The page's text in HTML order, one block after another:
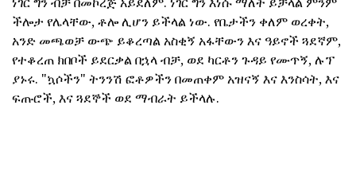
ችሎታ የሌላቸው, ቶሎ ሊሆን ይችላል ነው. የቤታችን ቀለም ወረቀት,
አንድ መጫወቻ ውጭ ይቆረጣል አስቂኝ አፋቸውን እና ዓይኖች ጓደኛም,
የተቆረጠ ክበቦች ይደርቃል በኋላ ብቻ, ወደ ካርቶን ጉዳይ የሙጥኝ, ሉፕ
ያኑሩ. "ኳሶችን" ትንንሽ ፎቶዎችን በመጠቀም አዝናኝ እና እንስሳት, እና
ፍጡሮች, እና ጓደኞች ወደ ማብራት ይችላሉ.